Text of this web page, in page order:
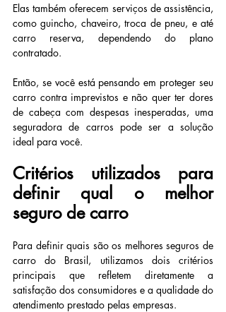
Elas também oferecem serviços de assistência,
como guincho, chaveiro, troca de pneu, e até
carro reserva, dependendo do plano
contratado.
Então, se você está pensando em proteger seu
carro contra imprevistos e não quer ter dores
de cabeça com despesas inesperadas, uma
seguradora de carros pode ser a solução
ideal para você.
Critérios utilizados para
definir qual o melhor
seguro de carro
Para definir quais são os melhores seguros de
carro do Brasil, utilizamos dois critérios
principais que refletem diretamente a
satisfação dos consumidores e a qualidade do
atendimento prestado pelas empresas.